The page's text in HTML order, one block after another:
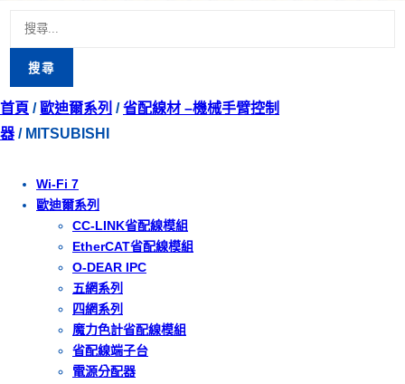
搜
尋
鍵
字:
首頁 / 歐迪爾系列 /省配線材 –機械手臂控制
器 / MITSUBISHI
Wi-Fi 7
歐迪爾系列
CC-LINK省配線模組
EtherCAT省配線模組
O-DEAR IPC
五網系列
四網系列
魔力色計省配線模組
省配線端子台
電源分配器